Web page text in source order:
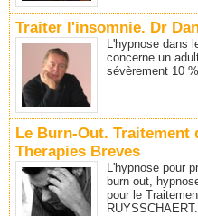
Traiter l'insomnie. Dr
L'hypnose dans
concerne un
sévèrement 10
Le Burn-Out. Traitement
Therapies Breves
L'hypnose pour
burn out,
pour le